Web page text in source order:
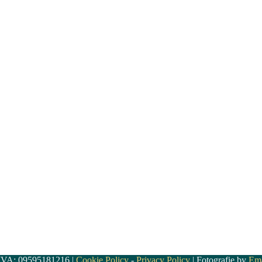
09595181216 |Cookie Policy -Privacy Policy | Fotografie by